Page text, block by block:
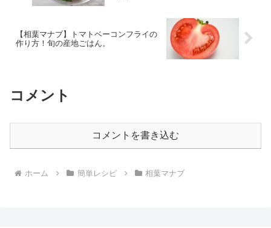
【相葉マナブ】トマトベーコンフライの
作り方！旬の産地ごはん。
コメント
コメントを書き込む
ホーム 簡単レシピ 相葉マナブ